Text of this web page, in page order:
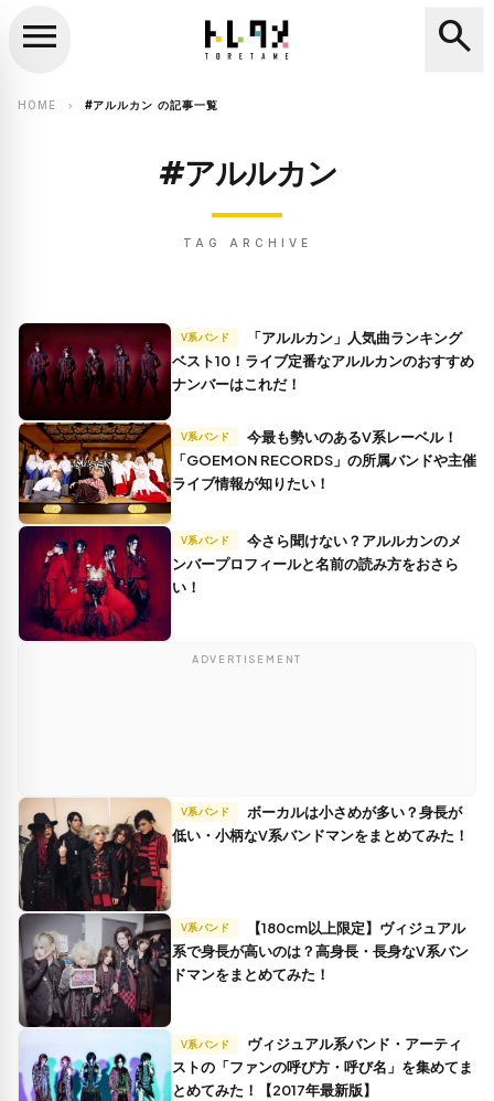
search
menu search
HOME chevron_right #アルルカン の記事一覧
#アルルカン
TAG ARCHIVE
V系バンド
ベスト10！ライブ定番なアルルカンのおすすめ
ナンバーはこれだ！
V系バンド
今最も勢いのあるV系レーベル！
「GOEMON RECORDS」の所属バンドや主催
ライブ情報が知りたい！
V系バンド
今さら聞けない？アルルカンのメ
ンバープロフィールと名前の読み方をおさら
い！
ADVERTISEMENT
V系バンド
低い・小柄なV系バンドマンをまとめてみた！
V系バンド
系で身長が高いのは？高身長・長身なV系バン
ドマンをまとめてみた！
V系バンド
ストの「ファンの呼び方・呼び名」を集めてま
とめてみた！【2017年最新版】